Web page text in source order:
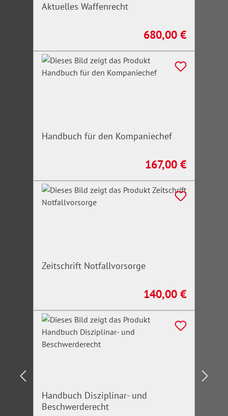
Aktuelles Waffenrecht
Regulärer Preis:
680,00 €
Handbuch für den Kompaniechef
Regulärer Preis:
167,00 €
Zeitschrift Notfallvorsorge
Regulärer Preis:
140,00 €
Handbuch Disziplinar- und
Beschwerderecht